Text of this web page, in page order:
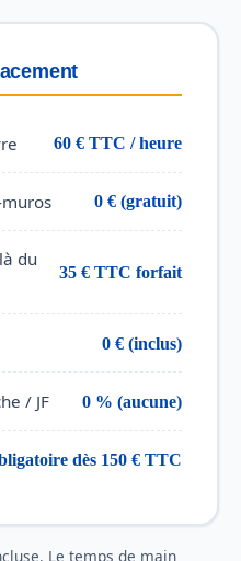
60 € TTC / heure
0 € (gratuit)
du
35 € TTC forfait
0 € (inclus)
/ JF 0 % (aucune)
dès 150 € TTC
Le temps de main